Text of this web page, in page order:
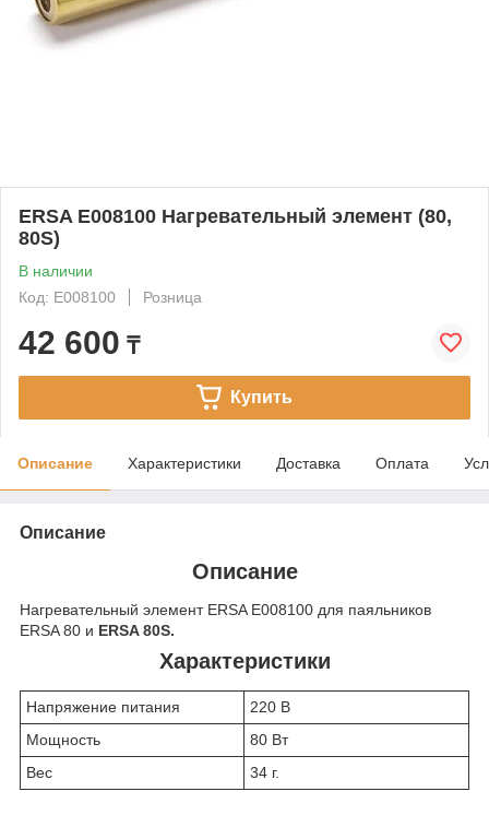
ERSA E008100 Нагревательный элемент (80,
80S)
В наличии
Код: E008100
Розница
42 600 ₸
Купить
Описание Характеристики Доставка Оплата
Описание
Описание
Нагревательный элемент ERSA E008100 для паяльников
ERSA 80 и ERSA 80S.
Характеристики
Напряжение питания
220 В
Мощность
80 Вт
Вес
34 г.